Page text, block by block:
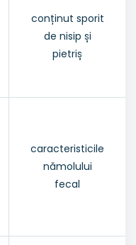
conținut sporit
de nisip și
pietriș
caracteristicile
nămolului
fecal